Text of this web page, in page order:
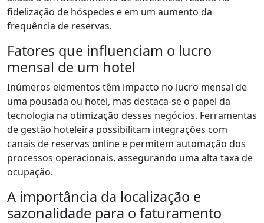
fidelização de hóspedes e em um aumento da
frequência de reservas.
Fatores que influenciam o lucro
mensal de um hotel
Inúmeros elementos têm impacto no lucro mensal de
uma pousada ou hotel, mas destaca-se o papel da
tecnologia na otimização desses negócios. Ferramentas
de gestão hoteleira possibilitam integrações com
canais de reservas online e permitem automação dos
processos operacionais, assegurando uma alta taxa de
ocupação.
A importância da localização e
sazonalidade para o faturamento